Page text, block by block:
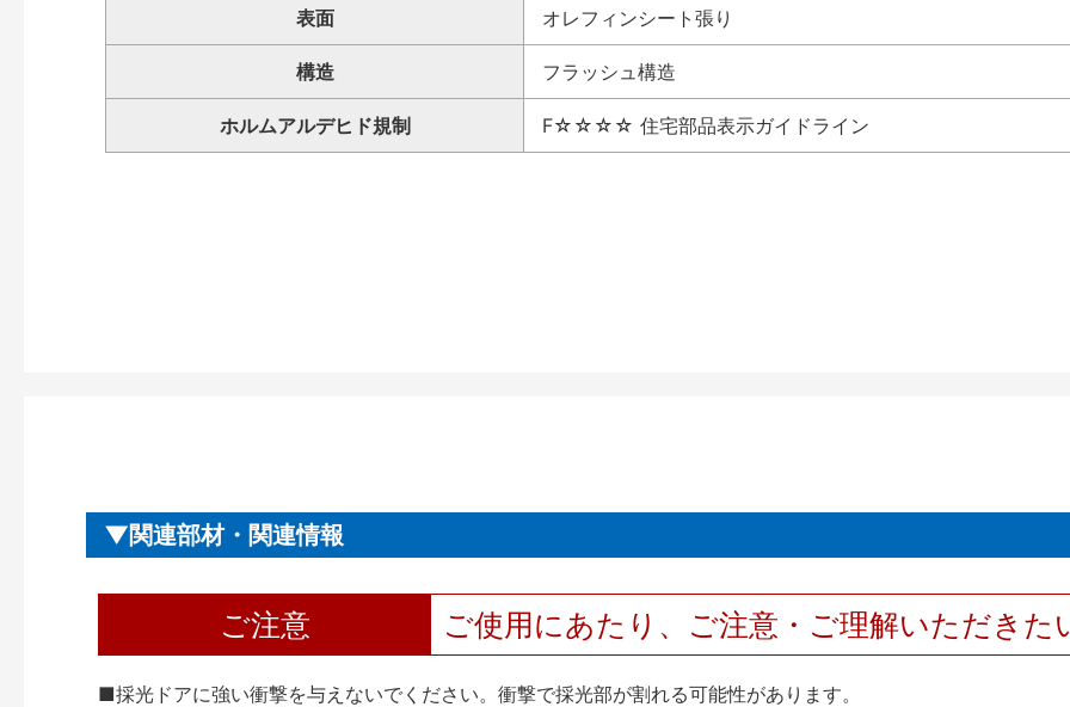
表面 オレフィンシート張り
構造 フラッシュ構造
ホルムアルデヒド規制 F☆☆☆☆ 住宅部品表示ガイドライン
関連部材・関連情報
ご注意 ご使用にあたり、ご注意・ご理解いただきた
■採光ドアに強い衝撃を与えないでください。衝撃で採光部が割れる可能性があります。